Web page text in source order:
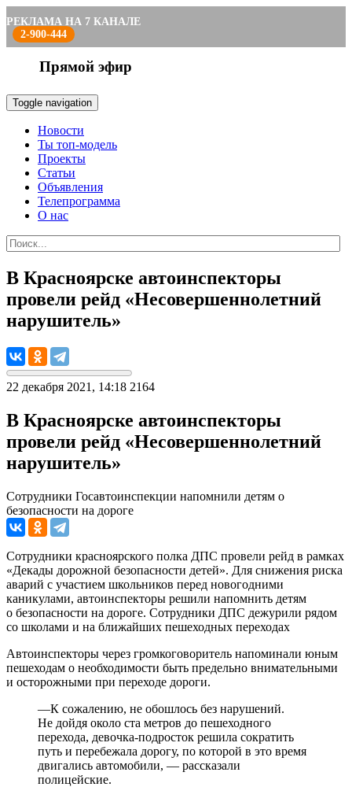
РЕКЛАМА НА 7 КАНАЛЕ
2-900-444
Прямой эфир
Toggle navigation
Новости
Ты топ-модель
Проекты
Статьи
Объявления
Телепрограмма
О нас
В Красноярске автоинспекторы
провели рейд «Несовершеннолетний
нарушитель»
22 декабря 2021, 14:18 2164
В Красноярске автоинспекторы
провели рейд «Несовершеннолетний
нарушитель»
Сотрудники Госавтоинспекции напомнили детям о
безопасности на дороге
Сотрудники красноярского полка ДПС провели рейд в рамках
«Декады дорожной безопасности детей». Для снижения риска
аварий с участием школьников перед новогодними
каникулами, автоинспекторы решили напомнить детям
о безопасности на дороге. Сотрудники ДПС дежурили рядом
со школами и на ближайших пешеходных переходах
Автоинспекторы через громкоговоритель напоминали юным
пешеходам о необходимости быть предельно внимательными
и осторожными при переходе дороги.
—К сожалению, не обошлось без нарушений.
Не дойдя около ста метров до пешеходного
перехода, девочка-подросток решила сократить
путь и перебежала дорогу, по которой в это время
двигались автомобили, — рассказали
полицейские.